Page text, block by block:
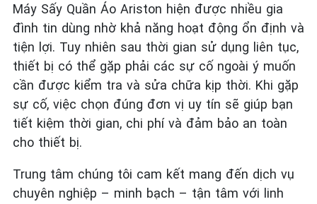
Máy Sấy Quần Áo Ariston hiện được nhiều gia
đình tin dùng nhờ khả năng hoạt động ổn định và
tiện lợi. Tuy nhiên sau thời gian sử dụng liên tục,
thiết bị có thể gặp phải các sự cố ngoài ý muốn
cần được kiểm tra và sửa chữa kịp thời. Khi gặp
sự cố, việc chọn đúng đơn vị uy tín sẽ giúp bạn
tiết kiệm thời gian, chi phí và đảm bảo an toàn
cho thiết bị.
Trung tâm chúng tôi cam kết mang đến dịch vụ
chuyên nghiệp – minh bạch – tận tâm với linh